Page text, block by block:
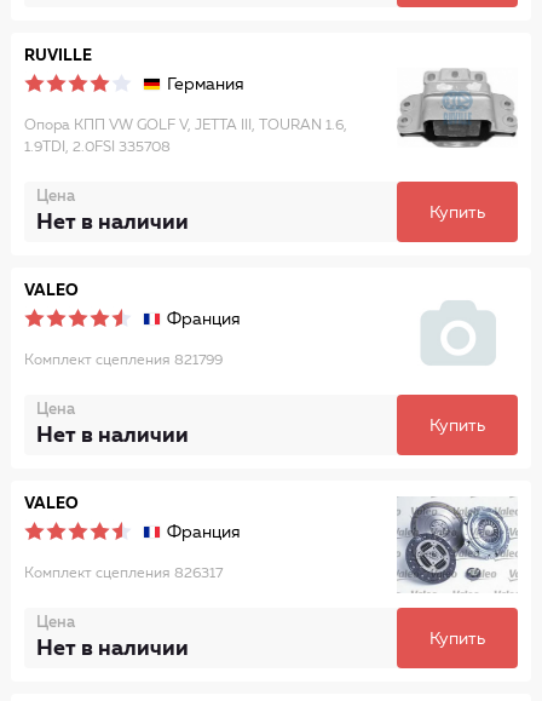
RUVILLE
Германия
Опора КПП VW GOLF V, JETTA III, TOURAN 1.6,
1.9TDI, 2.0FSI 335708
Цена
Нет в наличии Купить
VALEO
Франция
Комплект сцепления 821799
Цена
Нет в наличии Купить
VALEO
Франция
Комплект сцепления 826317
Цена
Нет в наличии Купить